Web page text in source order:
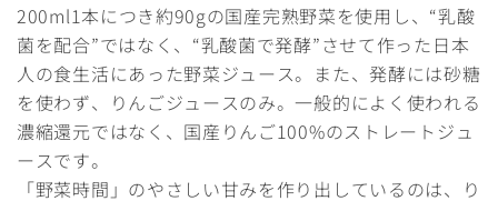
200ml1本につき約90gの国産完熟野菜を使用し、“乳酸
菌を配合”ではなく、“乳酸菌で発酵”させて作った日本
人の食生活にあった野菜ジュース。また、発酵には砂糖
を使わず、りんごジュースのみ。一般的によく使われる
濃縮還元ではなく、国産りんご100%のストレートジュ
ースです。
「野菜時間」のやさしい甘みを作り出しているのは、り